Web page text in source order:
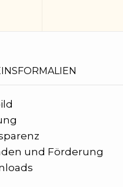
und Förderung